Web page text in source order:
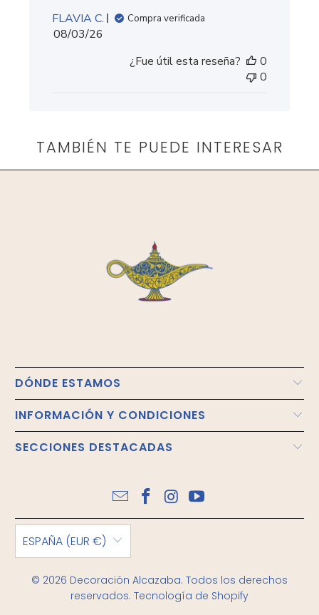
FLAVIA C.
Compra verificada
Fecha
publicación
08/03/26
¿Fue útil esta reseña?
0
0
TAMBIÉN TE PUEDE INTERESAR
DÓNDE ESTAMOS
INFORMACIÓN Y CONDICIONES
SECCIONES DESTACADAS
ESPAÑA (EUR €)
© 2026 Decoración Alcazaba. Todos los derechos
reservados. Tecnología de Shopify